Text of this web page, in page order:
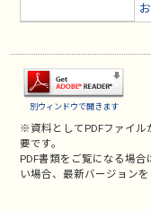
別ウィンドウで開きます
※資料としてPDFファイル
要です。
PDF書類をご覧になる場合
い場合、最新バージョンを